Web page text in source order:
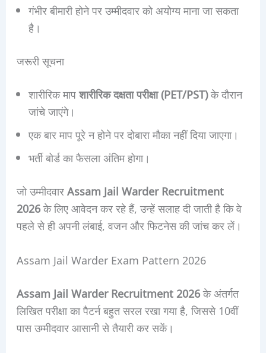
गंभीर बीमारी होने पर उम्मीदवार को अयोग्य माना जा सकता
है।
जरूरी सूचना
शारीरिक मापशारीरिक दक्षता परीक्षा (PET/PST)के दौरान
जांचे जाएंगे।
एक बार माप पूरे न होने पर दोबारा मौका नहीं दिया जाएगा।
भर्ती बोर्ड का फैसला अंतिम होगा।
जो उम्मीदवारAssam Jail Warder Recruitment
2026के लिए आवेदन कर रहे हैं, उन्हें सलाह दी जाती है कि वे
पहले से ही अपनी लंबाई, वजन और फिटनेस की जांच कर लें।
Assam Jail Warder Exam Pattern 2026
Assam Jail Warder Recruitment 2026के अंतर्गत
लिखित परीक्षा का पैटर्न बहुत सरल रखा गया है, जिससे 10वीं
पास उम्मीदवार आसानी से तैयारी कर सकें।